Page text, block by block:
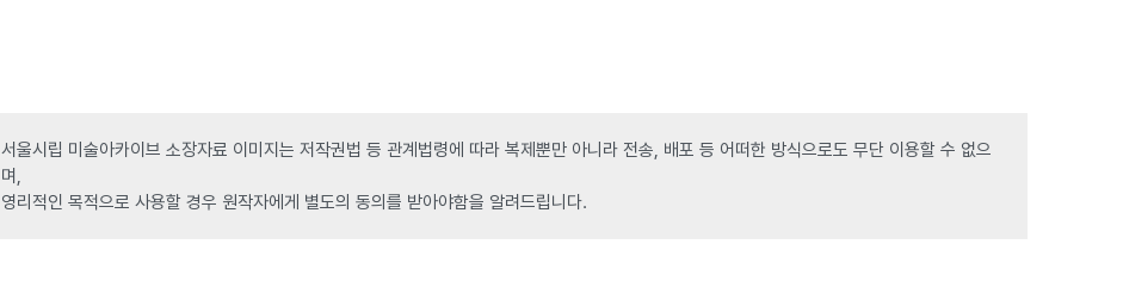
서울시립 미술아카이브 소장자료 이미지는 저작권법 등 관계법령에 따라 복제뿐만 아니라 전송, 배포 등 어떠한 방식으로도 무단 이용할 수 없으
며,
영리적인 목적으로 사용할 경우 원작자에게 별도의 동의를 받아야함을 알려드립니다.